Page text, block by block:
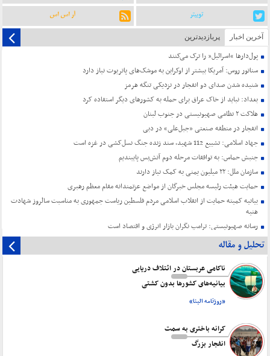
توییتر آر اس اس
آخرین اخبار پربازدیدترین
پول‌دارها “اسرائیل” را ترک می‌کنند
سناتور روس: آمریکا بیشتر از اوکراین به موشک‌های پاتریوت نیاز دارد
شنیده شدن صدای دو انفجار در نزدیکی تنگه هرمز
بغداد: نباید از خاک عراق برای حمله به کشورهای دیگر استفاده کرد
هلاکت ۲ نظامی صهیونیستی در جنوب لبنان
انفجار در منطقه صنعتی «جبل‌علی» در دبی
جهاد اسلامی: تشییع 112 شهید، سند زنده جنگ نسل‌کشی در غزه است
جنبش حماس: به توافقات مرحله دوم آتش‌بس پایبندیم
سازمان ملل: ۲۲ میلیون یمنی به کمک نیاز دارند
حمایت هیئت رئیسه مجلس خبرگان از مواضع عزتمندانه مقام معظم رهبری
بیانیه کمیته حمایت از انقلاب اسلامی مردم فلسطین ریاست جمهوری به مناسبت سالروز شهادت
هنیه
رسانه صهیونیستی: ترامپ نگران بازار انرژی و اقتصاد است
تحلیل و مقاله
ناکامی عربستان در ائتلاف دریایی
بیانیه‌های کشورها بدون کشتی
«روزنامه البنا»
کرانه باختری به سمت
انفجار بزرگ